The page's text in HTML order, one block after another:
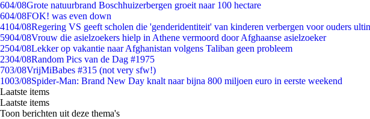
604/08Grote natuurbrand Boschhuizerbergen groeit naar 100 hectare
604/08FOK! was even down
4104/08Regering VS geeft scholen die 'genderidentiteit' van kinderen verbergen voor ouders
5904/08Vrouw die asielzoekers hielp in Athene vermoord door Afghaanse asielzoeker
2504/08Lekker op vakantie naar Afghanistan volgens Taliban geen probleem
2304/08Random Pics van de Dag #1975
703/08VrijMiBabes #315 (not very sfw!)
1003/08Spider-Man: Brand New Day knalt naar bijna 800 miljoen euro in eerste weekend
Laatste items
Laatste items
Toon berichten uit deze thema's